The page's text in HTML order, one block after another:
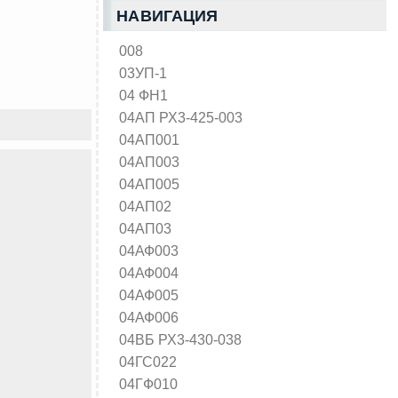
НАВИГАЦИЯ
008
03УП-1
04 ФН1
04АП РХ3-425-003
04АП001
04АП003
04АП005
04АП02
04АП03
04АФ003
04АФ004
04АФ005
04АФ006
04ВБ РХ3-430-038
04ГС022
04ГФ010